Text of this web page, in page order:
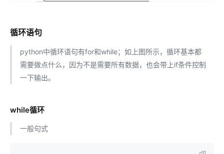
循环语句
python中循环语句有for和while；如上图所示，循环基本都
需要做点什么，因为不是需要所有数据，也会带上if条件控制
一下输出。
while循环
一般句式